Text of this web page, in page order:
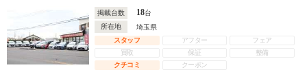
掲載台数 18台
所在地
埼玉県
スタッフ
アフター
フェア
買取
保証
整備
クチコミ
クーポン